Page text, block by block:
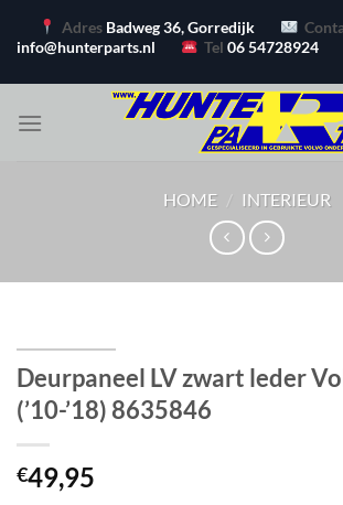
naar
Adres Badweg 36, Gorredijk
info@hunterparts.nl
Tel06 54728924
HOME / INTERIEUR
Deurpaneel LV zwart leder
(’10-’18) 8635846
€49,95